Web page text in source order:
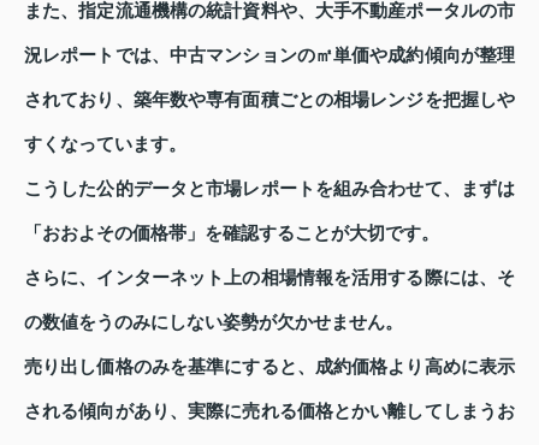
また、指定流通機構の統計資料や、大手不動産ポータルの市
況レポートでは、中古マンションの㎡単価や成約傾向が整理
されており、築年数や専有面積ごとの相場レンジを把握しや
すくなっています。
こうした公的データと市場レポートを組み合わせて、まずは
「おおよその価格帯」を確認することが大切です。
さらに、インターネット上の相場情報を活用する際には、そ
の数値をうのみにしない姿勢が欠かせません。
売り出し価格のみを基準にすると、成約価格より高めに表示
される傾向があり、実際に売れる価格とかい離してしまうお